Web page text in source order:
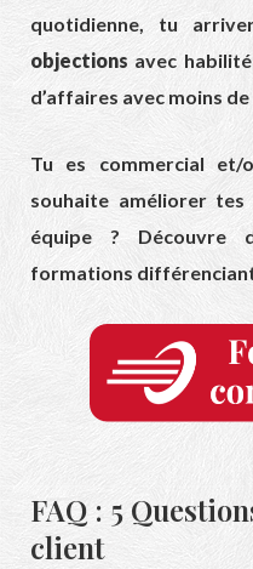
quotidienne, tu
objections avec
d’affaires avec moins
Tu es commercial et/
souhaite améliorer
équipe ? Découvre
formations
FAQ : 5
client